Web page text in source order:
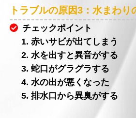
トラブルの原因3：水まわり
チェックポイント
1. 赤いサビが出てしまう
2. 水を出すと異音がする
3. 蛇口がグラグラする
4. 水の出が悪くなった
5. 排水口から異臭がする